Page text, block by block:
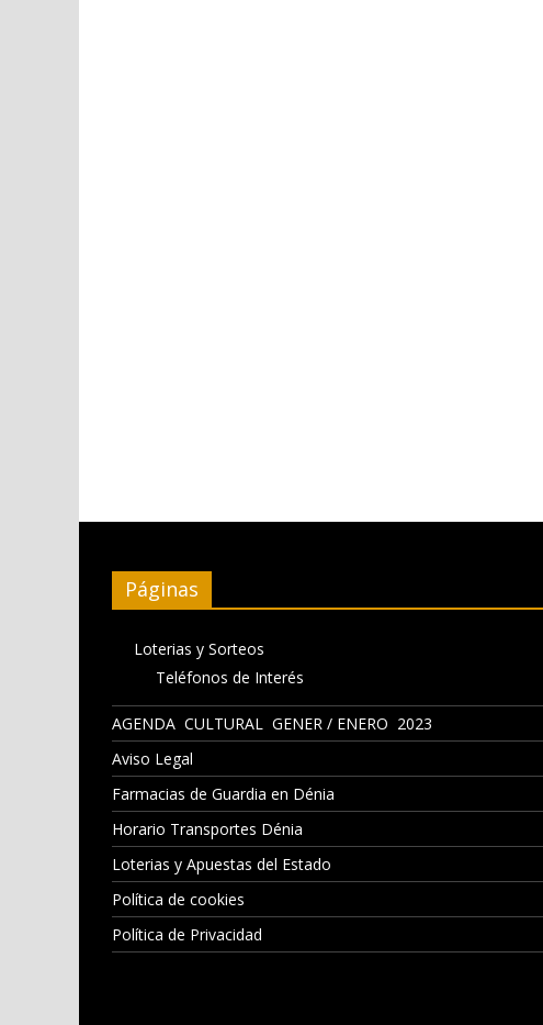
Páginas
Loterias y Sorteos
Teléfonos de Interés
AGENDA CULTURAL GENER / ENERO 2023
Aviso Legal
Farmacias de Guardia en Dénia
Horario Transportes Dénia
Loterias y Apuestas del Estado
Política de cookies
Política de Privacidad